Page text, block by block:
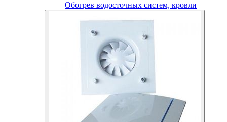
Обогрев водосточных систем, кровли